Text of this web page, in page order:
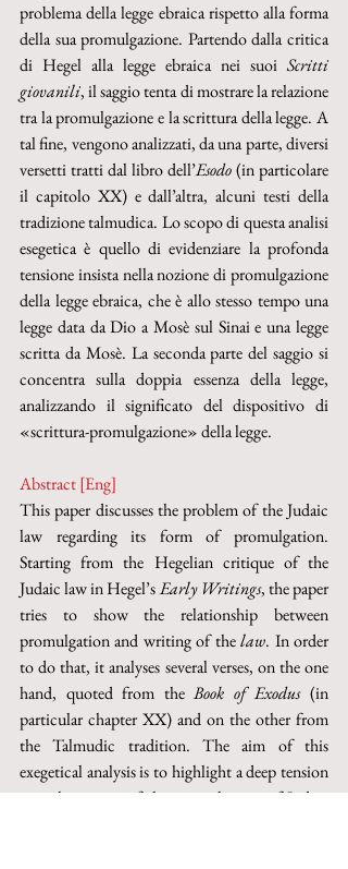
problema della legge ebraica rispetto alla forma
della sua promulgazione. Partendo dalla critica
di Hegel alla legge ebraica nei suoi Scritti
giovanili, il saggio tenta di mostrare la relazione
tra la promulgazione e la scrittura della legge. A
tal fine, vengono analizzati, da una parte, diversi
versetti tratti dal libro dell’Esodo (in particolare
il capitolo XX) e dall’altra, alcuni testi della
tradizione talmudica. Lo scopo di questa analisi
esegetica è quello di evidenziare la profonda
tensione insista nella nozione di promulgazione
della legge ebraica, che è allo stesso tempo una
legge data da Dio a Mosè sul Sinai e una legge
scritta da Mosè. La seconda parte del saggio si
concentra sulla doppia essenza della legge,
analizzando il significato del dispositivo di
«scrittura-promulgazione» della legge.
Abstract [Eng]
This paper discusses the problem of the Judaic
law regarding its form of promulgation.
Starting from the Hegelian critique of the
Judaic law in Hegel’s Early Writings, the paper
tries to show the relationship between
promulgation and writing of the law. In order
to do that, it analyses several verses, on the one
hand, quoted from the Book of Exodus (in
particular chapter XX) and on the other from
the Talmudic tradition. The aim of this
exegetical analysis is to highlight a deep tension
into the notion of the promulgation of Judaic